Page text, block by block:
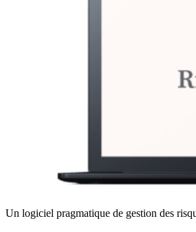
Un logiciel pragmatique de gestion des